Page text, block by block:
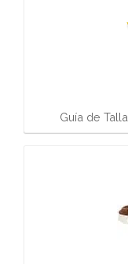
Guía de